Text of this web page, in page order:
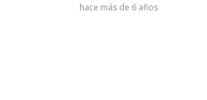
hace más de 6 años